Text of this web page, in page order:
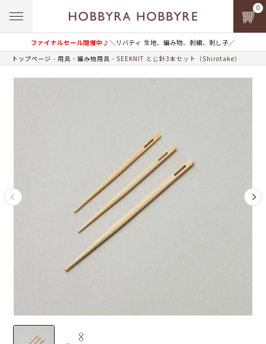
ファイナルセール開催中♪＼リバティ 生地、編み物、刺繍、刺し子／
0
トップページ 用具 編み物用具 SEEKNIT とじ針3本セット（Shirotake）